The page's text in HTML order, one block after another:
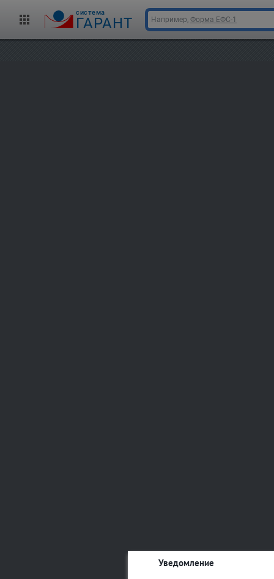
cистема
ГАРАНТ Например, Форма ЕФС-1
Уведомление